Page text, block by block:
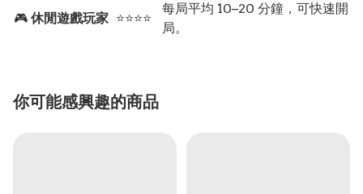
🎮 休閒遊戲玩家 ⭐⭐⭐⭐
每局平均 10–20 分鐘，可快速開
局。
你可能感興趣的商品